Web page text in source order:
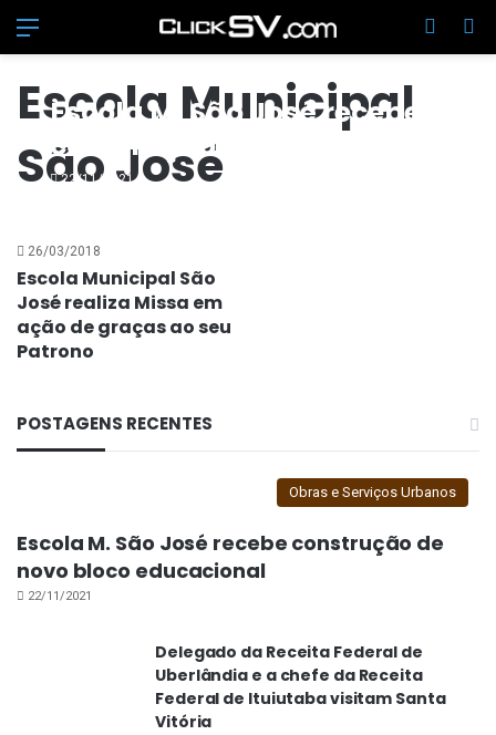
Escola Municipal
São José
Escola M. São José recebe
construção de novo bloco
educacional
22/11/2021
26/03/2018
Escola Municipal São
José realiza Missa em
ação de graças ao seu
Patrono
POSTAGENS RECENTES
Obras e Serviços Urbanos
Escola M. São José recebe construção de
novo bloco educacional
22/11/2021
Delegado da Receita Federal de
Uberlândia e a chefe da Receita
Federal de Ituiutaba visitam Santa
Vitória